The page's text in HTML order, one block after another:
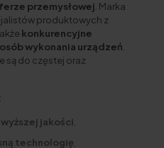
przemysłowej. Marka
produktowych z
konkurencyjne
wykonania urządzeń.
są do częstej oraz
jakości,
technologię,